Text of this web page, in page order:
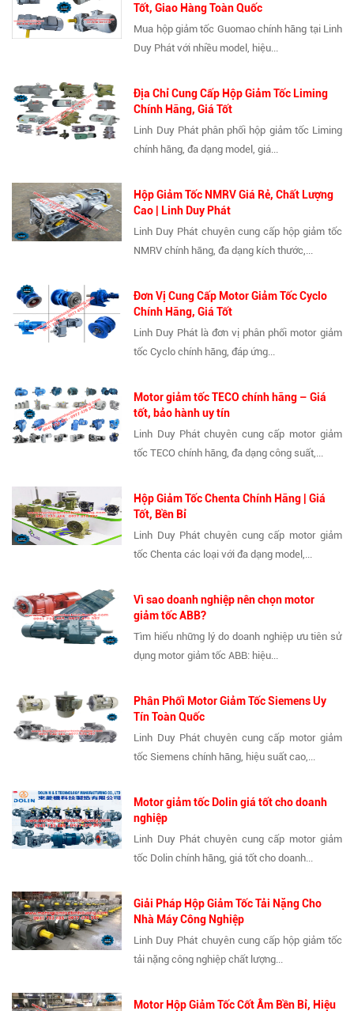
Tốt, Giao Hàng Toàn Quốc
Mua hộp giảm tốc Guomao chính hãng tại Linh
Duy Phát với nhiều model, hiệu...
Địa Chỉ Cung Cấp Hộp Giảm Tốc Liming
Chính Hãng, Giá Tốt
Linh Duy Phát phân phối hộp giảm tốc Liming
chính hãng, đa dạng model, giá...
Hộp Giảm Tốc NMRV Giá Rẻ, Chất Lượng
Cao | Linh Duy Phát
Linh Duy Phát chuyên cung cấp hộp giảm tốc
NMRV chính hãng, đa dạng kích thước,...
Đơn Vị Cung Cấp Motor Giảm Tốc Cyclo
Chính Hãng, Giá Tốt
Linh Duy Phát là đơn vị phân phối motor giảm
tốc Cyclo chính hãng, đáp ứng...
Motor giảm tốc TECO chính hãng – Giá
tốt, bảo hành uy tín
Linh Duy Phát chuyên cung cấp motor giảm
tốc TECO chính hãng, đa dạng công suất,...
Hộp Giảm Tốc Chenta Chính Hãng | Giá
Tốt, Bền Bỉ
Linh Duy Phát chuyên cung cấp motor giảm
tốc Chenta các loại với đa dạng model,...
Vì sao doanh nghiệp nên chọn motor
giảm tốc ABB?
Tìm hiểu những lý do doanh nghiệp ưu tiên sử
dụng motor giảm tốc ABB: hiệu...
Phân Phối Motor Giảm Tốc Siemens Uy
Tín Toàn Quốc
Linh Duy Phát chuyên cung cấp motor giảm
tốc Siemens chính hãng, hiệu suất cao,...
Motor giảm tốc Dolin giá tốt cho doanh
nghiệp
Linh Duy Phát chuyên cung cấp motor giảm
tốc Dolin chính hãng, giá tốt cho doanh...
Giải Pháp Hộp Giảm Tốc Tải Nặng Cho
Nhà Máy Công Nghiệp
Linh Duy Phát chuyên cung cấp hộp giảm tốc
tải nặng công nghiệp chất lượng...
Motor Hộp Giảm Tốc Cốt Âm Bền Bỉ, Hiệu